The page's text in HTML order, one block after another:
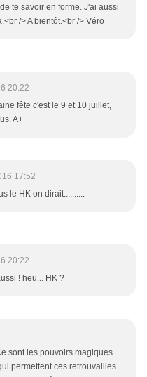
te savoir en forme. J'ai aussi
/> A bientôt.<br /> Véro
20:22
fête c'est le 9 et 10 juillet,
A+
17:52
le HK on dirait..........
20:22
! heu... HK ?
sont les pouvoirs magiques
permettent ces retrouvailles.